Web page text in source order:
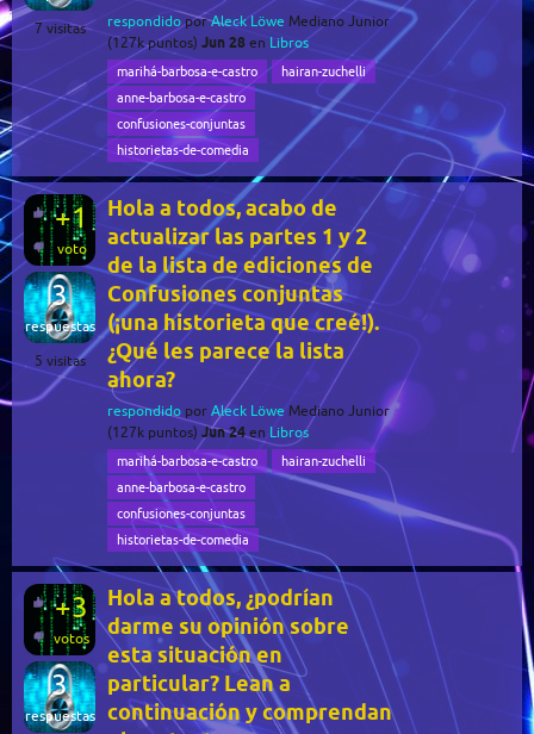
7 visitas respondido porAleck Löwe Mediano Junior
(127kpuntos) Jun 28 en Libros
marihá-barbosa-e-castro
hairan-zuchelli
anne-barbosa-e-castro
confusiones-conjuntas
historietas-de-comedia
+1
voto
3
respuestas
5 visitas
Hola a todos, acabo de
actualizar las partes 1 y 2
de la lista de ediciones de
Confusiones conjuntas
(¡una historieta que creé!).
¿Qué les parece la lista
ahora?
respondido por Aleck Löwe Mediano Junior
(127k puntos) Jun 24 en Libros
marihá-barbosa-e-castro
hairan-zuchelli
anne-barbosa-e-castro
confusiones-conjuntas
historietas-de-comedia
+3
votos
3
respuestas
Hola a todos, ¿podrían
darme su opinión sobre
esta situación en
particular? Lean a
continuación y comprendan